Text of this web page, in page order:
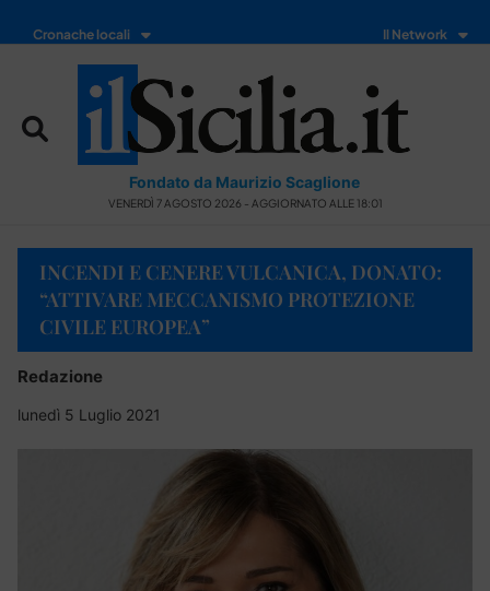
Cronache locali Il Network
Fondato da Maurizio Scaglione
VENERDÌ 7 AGOSTO 2026 - AGGIORNATO ALLE 18:01
INCENDI E CENERE VULCANICA, DONATO:
“ATTIVARE MECCANISMO PROTEZIONE
CIVILE EUROPEA”
Redazione
lunedì 5 Luglio 2021